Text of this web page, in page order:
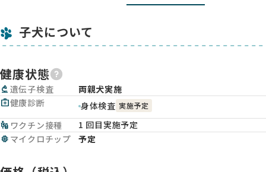
子犬について
健康状態
biotech 遺伝子検査
両親犬実施
medical_services健康診断 身体検査 実施予定
vaccines ワクチン接種
1 回目実施予定
memory マイクロチップ 予定